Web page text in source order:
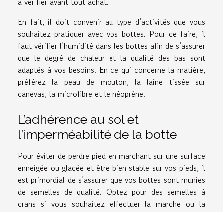
En fait, il doit convenir au type d’activités que vous
souhaitez pratiquer avec vos bottes. Pour ce faire, il
faut vérifier l’humidité dans les bottes afin de s’assurer
que le degré de chaleur et la qualité des bas sont
adaptés à vos besoins. En ce qui concerne la matière,
préférez la peau de mouton, la laine tissée sur
canevas, la microfibre et le néoprène.
L’adhérence au sol et
l’imperméabilité de la botte
Pour éviter de perdre pied en marchant sur une surface
enneigée ou glacée et être bien stable sur vos pieds, il
est primordial de s’assurer que vos bottes sont munies
de semelles de qualité. Optez pour des semelles à
crans si vous souhaitez effectuer la marche ou la